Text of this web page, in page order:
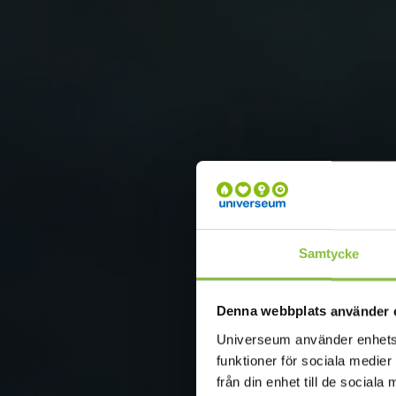
Samtycke
Denna webbplats använder
Universeum använder
funktioner för sociala
från din enhet till de sociala